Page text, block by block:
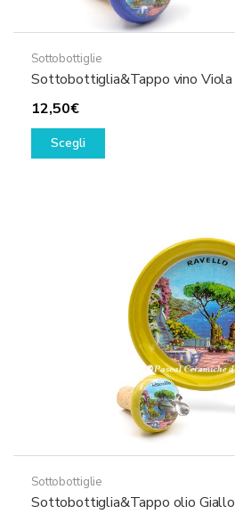
Sottobottiglie
Sottobottiglia&Tappo vino Viola
12,50€
Scegli
Questo
possono
essere
scelte
nella
pagina
del
prodotto
Sottobottiglie
Sottobottiglia&Tappo olio Giallo